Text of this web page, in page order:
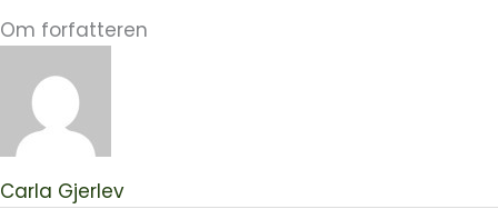
Om forfatteren
Carla Gjerlev